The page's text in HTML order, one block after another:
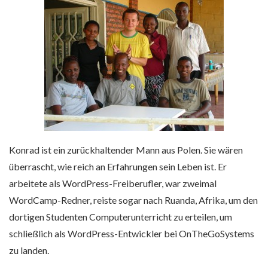
Konrad ist ein zurückhaltender Mann aus Polen. Sie wären
überrascht, wie reich an Erfahrungen sein Leben ist. Er
arbeitete als WordPress-Freiberufler, war zweimal
WordCamp-Redner, reiste sogar nach Ruanda, Afrika, um den
dortigen Studenten Computerunterricht zu erteilen, um
schließlich als WordPress-Entwickler bei OnTheGoSystems
zu landen.